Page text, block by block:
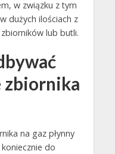
w związku z tym
dużych ilościach z
lub butli.
zbiornika
na gaz płynny
do